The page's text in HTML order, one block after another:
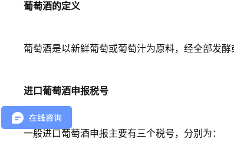
葡萄酒的定义
葡萄酒是以新鲜葡萄或葡萄汁为原料，经全部发
进口葡萄酒申报税号
一般进口葡萄酒申报主要有三个税号，分别为：